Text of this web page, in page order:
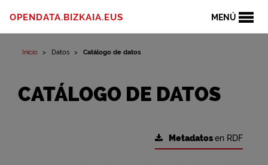
MENÚ
OPENDATA.BIZKAIA.EUS
Inicio Datos Catálogo de datos
CATÁLOGO DE DATOS
Metadatosen RDF